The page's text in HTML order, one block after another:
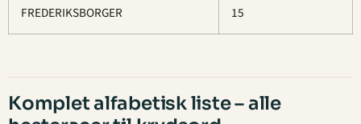
FREDERIKSBORGER 15
Komplet alfabetisk liste – alle